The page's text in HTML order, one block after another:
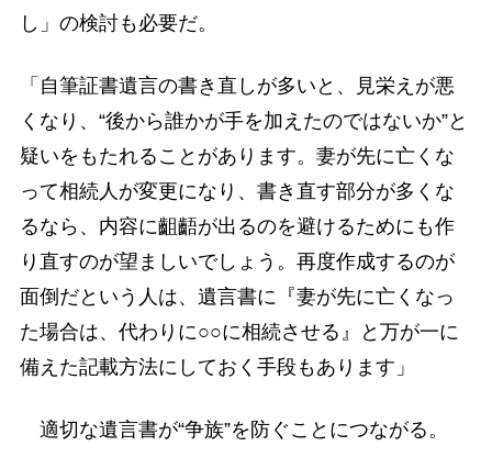
し」の検討も必要だ。
「自筆証書遺言の書き直しが多いと、見栄えが悪
くなり、“後から誰かが手を加えたのではないか”と
疑いをもたれることがあります。妻が先に亡くな
って相続人が変更になり、書き直す部分が多くな
るなら、内容に齟齬が出るのを避けるためにも作
り直すのが望ましいでしょう。再度作成するのが
面倒だという人は、遺言書に『妻が先に亡くなっ
た場合は、代わりに○○に相続させる』と万が一に
備えた記載方法にしておく手段もあります」
適切な遺言書が“争族”を防ぐことにつながる。